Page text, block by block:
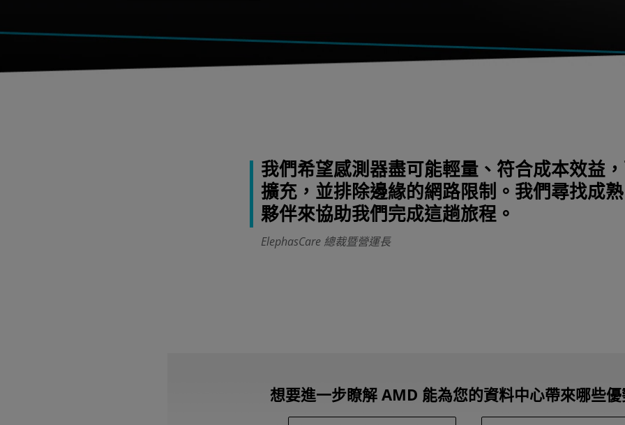
我們希望感測器盡可能輕量、符合成本效益
擴充，並排除邊緣的網路限制。我們尋找成
夥伴來協助我們完成這趟旅程。
ElephasCare 總裁暨營運長
想要進一步瞭解 AMD 能為您的資料中心帶來哪些